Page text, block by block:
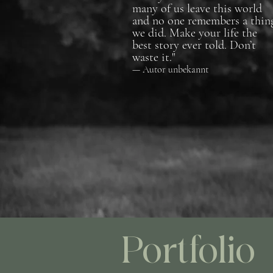
many of us leave this world
and no one remembers a
we did. Make your life the
best story ever told. Don’t
waste it."
— Autor unbekannt
Portfolio